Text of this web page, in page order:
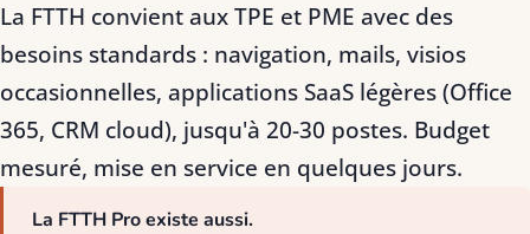
La FTTH convient aux TPE et PME avec des
besoins standards : navigation, mails, visios
occasionnelles, applications SaaS légères (Office
365, CRM cloud), jusqu'à 20-30 postes. Budget
mesuré, mise en service en quelques jours.
La FTTH Pro existe aussi.